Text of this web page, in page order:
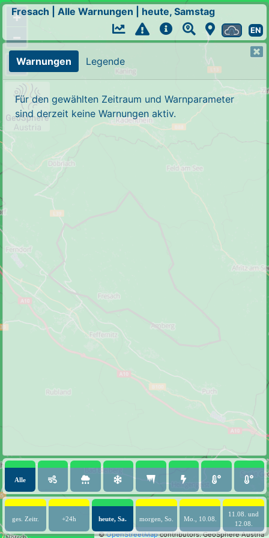
+
−
©OpenStreetMapcontributors. GeoSphere Austria
Fresach Alle Warnungen heute, Samstag
EN
Warnungen Legende
Für den gewählten Zeitraum und Warnparameter
sind derzeit keine Warnungen aktiv.
Alle
ges. Zeitr. +24h heute, Sa. morgen, So. Mo., 10.08.
11.08. und
12.08.